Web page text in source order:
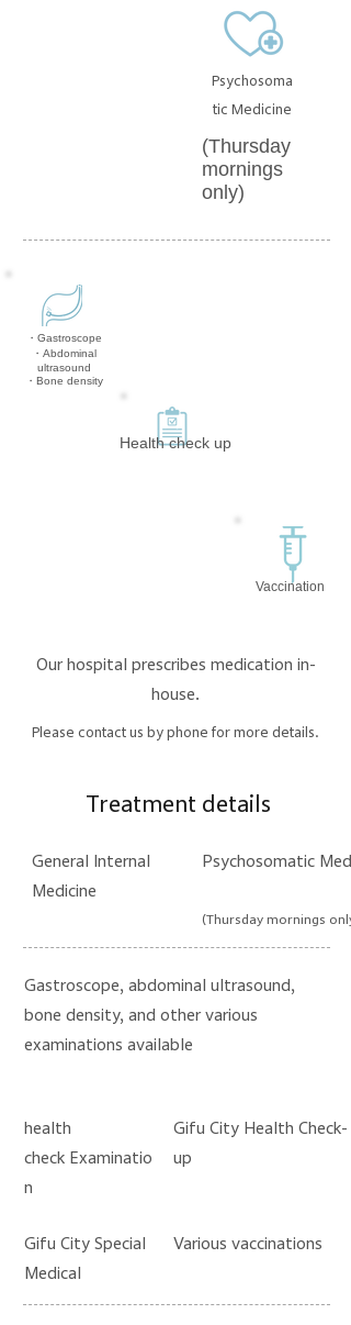
Psychosoma
tic Medicine
(Thursday
mornings
only)
・Gastroscope
・Abdominal
ultrasound
・Bone density
​Health check up
Vaccination
Our hospital prescribes medication in-
house.
Please contact us by phone for more details.
Treatment details
General Internal
Medicine
Psychosomatic
(Thursday mornings
Gastroscope, abdominal ultrasound,
bone density, and other various
examinations available
health
check Examinatio
n
Gifu City Health Check-
up
Gifu City Special
Medical
Various vaccinations